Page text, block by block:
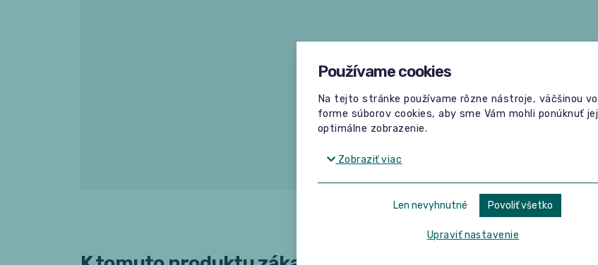
Žiadne hodnotenia
Používame cookies
Na tejto stránke používame rôzne nástroje, väčšinou vo
forme súborov cookies, aby sme Vám mohli ponúknuť jej
optimálne zobrazenie.
Zobraziť viac
Len nevyhnutné Povoliť všetko
Upraviť nastavenie